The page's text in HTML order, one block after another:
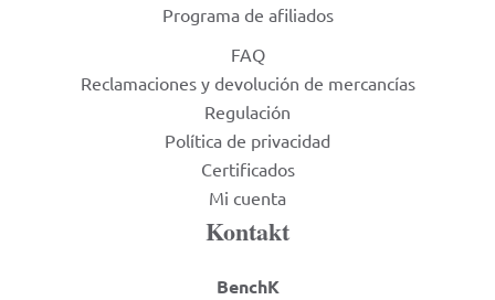
Programa de afiliados
FAQ
Reclamaciones y devolución de mercancías
Regulación
Política de privacidad
Certificados
Mi cuenta
Kontakt
BenchK